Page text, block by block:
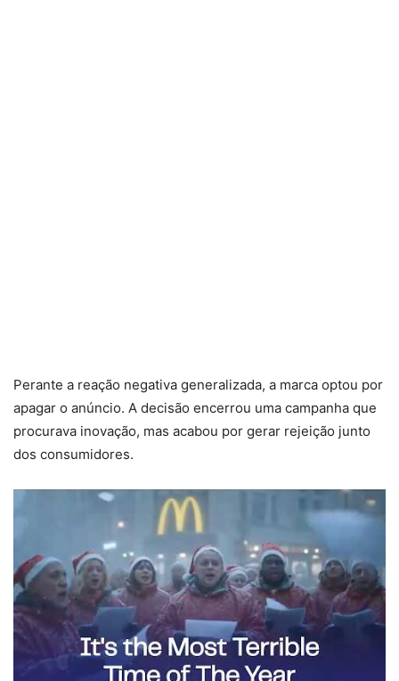
Perante a reação negativa generalizada, a marca optou por
apagar o anúncio. A decisão encerrou uma campanha que
procurava inovação, mas acabou por gerar rejeição junto
dos consumidores.